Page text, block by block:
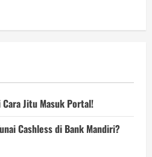
Jitu Masuk Portal!
Cashless di Bank Mandiri?